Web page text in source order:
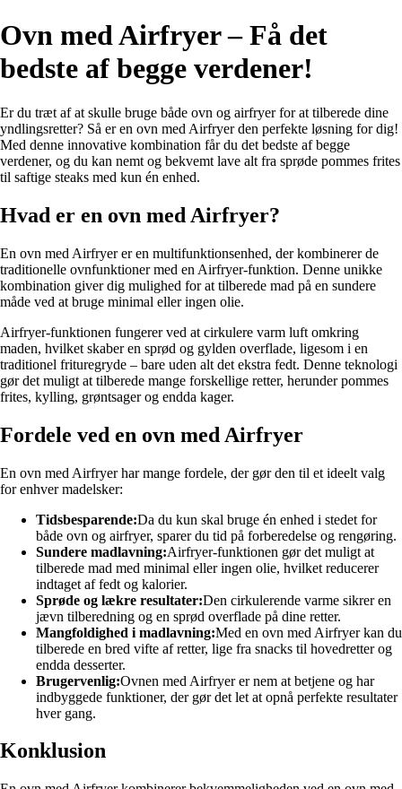
Ovn med Airfryer – Få det
bedste af begge verdener!
Er du træt af at skulle bruge både ovn og airfryer for at tilberede dine
yndlingsretter? Så er en ovn med Airfryer den perfekte løsning for dig!
Med denne innovative kombination får du det bedste af begge
verdener, og du kan nemt og bekvemt lave alt fra sprøde pommes frites
til saftige steaks med kun én enhed.
Hvad er en ovn med Airfryer?
En ovn med Airfryer er en multifunktionsenhed, der kombinerer de
traditionelle ovnfunktioner med en Airfryer-funktion. Denne unikke
kombination giver dig mulighed for at tilberede mad på en sundere
måde ved at bruge minimal eller ingen olie.
Airfryer-funktionen fungerer ved at cirkulere varm luft omkring
maden, hvilket skaber en sprød og gylden overflade, ligesom i en
traditionel frituregryde – bare uden alt det ekstra fedt. Denne teknologi
gør det muligt at tilberede mange forskellige retter, herunder pommes
frites, kylling, grøntsager og endda kager.
Fordele ved en ovn med Airfryer
En ovn med Airfryer har mange fordele, der gør den til et ideelt valg
for enhver madelsker:
Tidsbesparende:Da du kun skal bruge én enhed i stedet for
både ovn og airfryer, sparer du tid på forberedelse og rengøring.
Sundere madlavning:Airfryer-funktionen gør det muligt at
tilberede mad med minimal eller ingen olie, hvilket reducerer
indtaget af fedt og kalorier.
Sprøde og lækre resultater:Den cirkulerende varme sikrer en
jævn tilberedning og en sprød overflade på dine retter.
Mangfoldighed i madlavning:Med en ovn med Airfryer kan du
tilberede en bred vifte af retter, lige fra snacks til hovedretter og
endda desserter.
Brugervenlig:Ovnen med Airfryer er nem at betjene og har
indbyggede funktioner, der gør det let at opnå perfekte resultater
hver gang.
Konklusion